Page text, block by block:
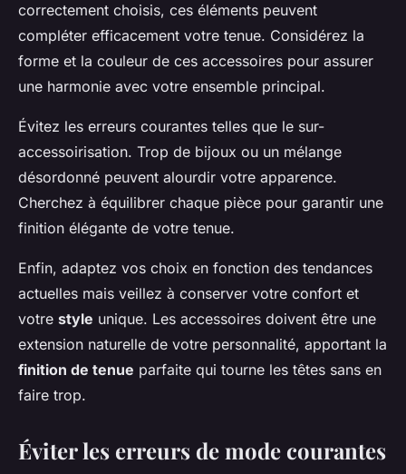
correctement choisis, ces éléments peuvent
compléter efficacement votre tenue. Considérez la
forme et la couleur de ces accessoires pour assurer
une harmonie avec votre ensemble principal.
Évitez les erreurs courantes telles que le sur-
accessoirisation. Trop de bijoux ou un mélange
désordonné peuvent alourdir votre apparence.
Cherchez à équilibrer chaque pièce pour garantir une
finition élégante de votre tenue.
Enfin, adaptez vos choix en fonction des tendances
actuelles mais veillez à conserver votre confort et
votre style unique. Les accessoires doivent être une
extension naturelle de votre personnalité, apportant la
finition de tenue parfaite qui tourne les têtes sans en
faire trop.
Éviter les erreurs de mode courantes